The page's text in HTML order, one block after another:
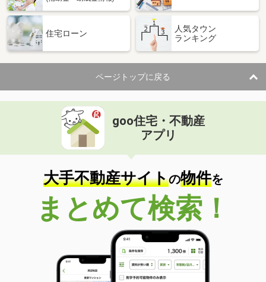
住宅ローン
人気タウン
ランキング
ページトップに戻る
goo住宅・不動産
アプリ
大手不動産サイトの物件を
まとめて検索！